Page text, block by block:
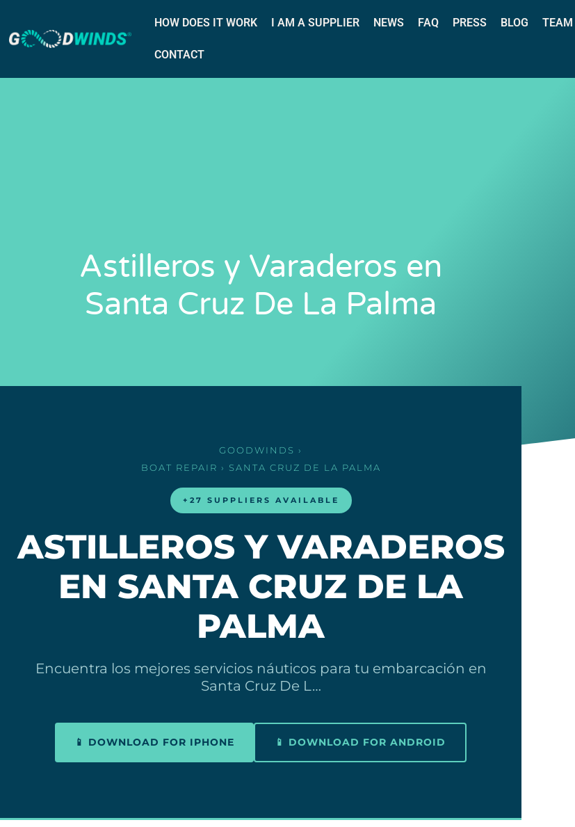
HOW DOES IT WORK I AM A SUPPLIER NEWS FAQ PRESS BLOG TEAM
CONTACT
Astilleros y Varaderos en
Santa Cruz De La Palma
GOODWINDS ›
BOAT REPAIR › SANTA CRUZ DE LA PALMA
+27 SUPPLIERS AVAILABLE
ASTILLEROS Y VARADEROS
EN SANTA CRUZ DE LA
PALMA
Encuentra los mejores servicios náuticos para tu embarcación en
Santa Cruz De L…
📱 DOWNLOAD FOR IPHONE 📱 DOWNLOAD FOR ANDROID